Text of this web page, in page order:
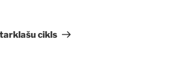
cikls